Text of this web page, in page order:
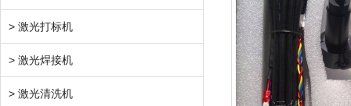
> 激光打标机
> 激光焊接机
> 激光清洗机